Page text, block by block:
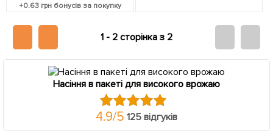
+0.63 грн бонусів за покупку
1 - 2 сторінка з 2
Насіння в пакеті для високого врожаю
4.9/5 125 відгуків